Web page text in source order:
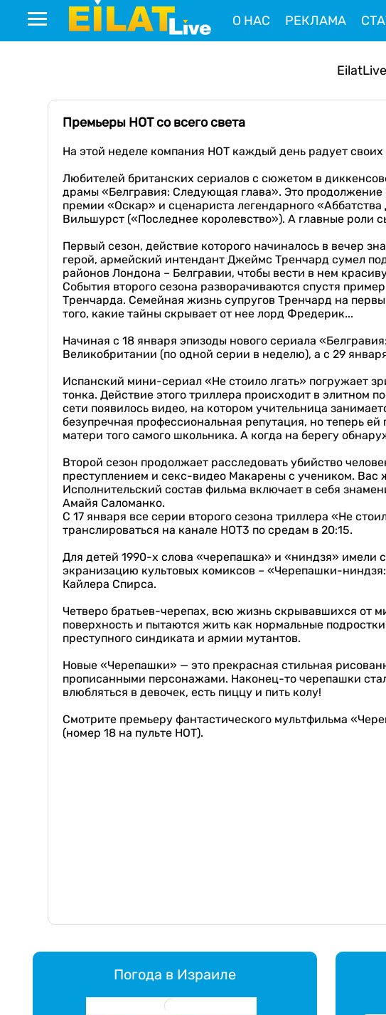
О НАС РЕКЛАМА
EilatLive
Премьеры НОТ со всего света
На этой неделе компания НОТ каждый день радует
Любителей британских сериалов с сюжетом в
драмы «Белгравия: Следующая глава». Это
премии «Оскар» и сценариста легендарного
Вильшурст («Последнее королевство»). А главные
Первый сезон, действие которого начиналось в вечер
герой, армейский интендант Джеймс Тренчард сумел
районов Лондона – Белгравии, чтобы вести в нем
События второго сезона разворачиваются спустя
Тренчарда. Семейная жизнь супругов Тренчард на
того, какие тайны скрывает от нее лорд Фредерик...
Начиная с 18 января эпизоды нового сериала
Великобритании (по одной серии в неделю), а с 29
Испанский мини-сериал «Не стоило лгать» погружает
тонка. Действие этого триллера происходит в элитном
сети появилось видео, на котором учительница
безупречная профессиональная репутация, но теперь
матери того самого школьника. А когда на берегу
Второй сезон продолжает расследовать убийство
преступлением и секс-видео Макарены с учеником.
Исполнительский состав фильма включает в себя
Амайя Саломанко.
С 17 января все серии второго сезона триллера «Не
транслироваться на канале НОТ3 по средам в 20:15.
Для детей 1990-х слова «черепашка» и «ниндзя» имели
экранизацию культовых комиксов – «Черепашки-
Кайлера Спирса.
Четверо братьев-черепах, всю жизнь скрывавшихся от
поверхность и пытаются жить как нормальные
преступного синдиката и армии мутантов.
Новые «Черепашки» — это прекрасная стильная
прописанными персонажами. Наконец-то черепашки
влюбляться в девочек, есть пиццу и пить колу!
Смотрите премьеру фантастического мультфильма
(номер 18 на пульте НОТ).
Погода в Израиле